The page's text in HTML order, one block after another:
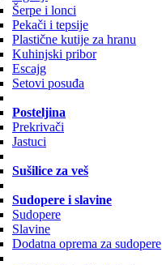
Šerpe i lonci
Pekači i tepsije
Plastične kutije za hranu
Kuhinjski pribor
Escajg
Setovi posuđa
Posteljina
Prekrivači
Jastuci
Sušilice za veš
Sudopere i slavine
Sudopere
Slavine
Dodatna oprema za sudopere